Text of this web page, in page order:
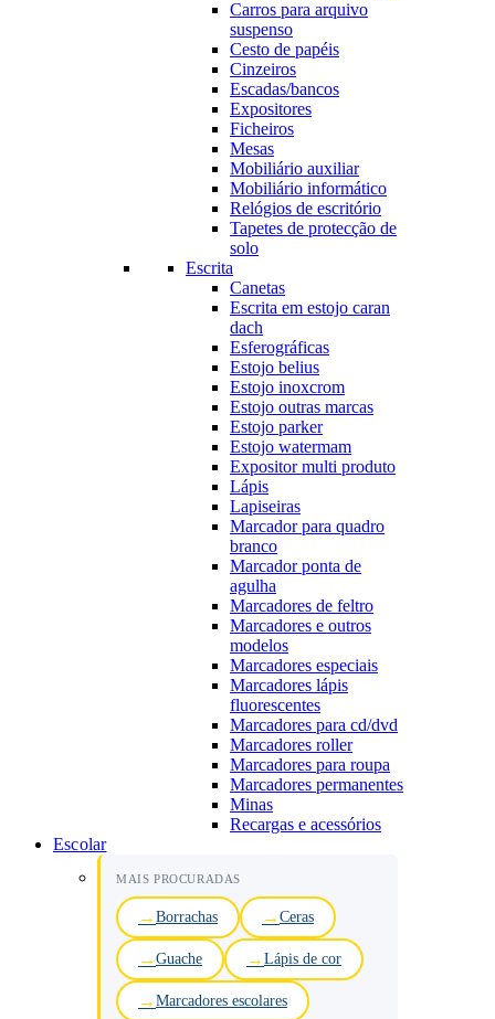
Carros para arquivo
suspenso
Cesto de papéis
Cinzeiros
Escadas/bancos
Expositores
Ficheiros
Mesas
Mobiliário auxiliar
Mobiliário informático
Relógios de escritório
Tapetes de protecção de
solo
Escrita
Canetas
Escrita em estojo caran
dach
Esferográficas
Estojo belius
Estojo inoxcrom
Estojo outras marcas
Estojo parker
Estojo watermam
Expositor multi produto
Lápis
Lapiseiras
Marcador para quadro
branco
Marcador ponta de
agulha
Marcadores de feltro
Marcadores e outros
modelos
Marcadores especiais
Marcadores lápis
fluorescentes
Marcadores para cd/dvd
Marcadores roller
Marcadores para roupa
Marcadores permanentes
Minas
Recargas e acessórios
Escolar
MAIS PROCURADAS
Borrachas Ceras
Guache Lápis de cor
Marcadores escolares